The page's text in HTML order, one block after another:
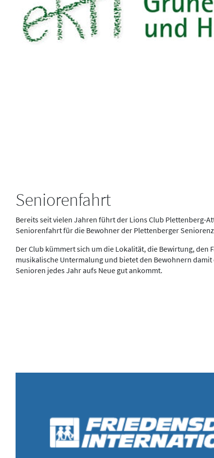
Seniorenfahrt
Bereits seit vielen Jahren führt der Lions Club Plettenberg-
Seniorenfahrt für die Bewohner der Plettenberger
Der Club kümmert sich um die Lokalität, die Bewirtung, den
musikalische Untermalung und bietet den Bewohnern damit
Senioren jedes Jahr aufs Neue gut ankommt.